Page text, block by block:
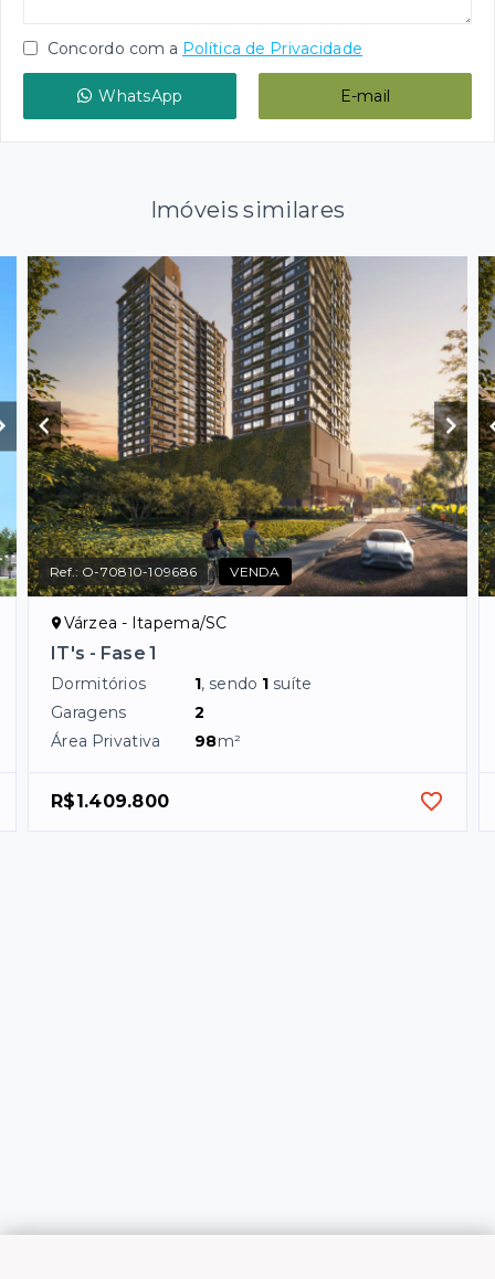
Concordo com a Política de Privacidade
WhatsApp E-mail
Imóveis similares
Ref.: O-70810-109686 VENDA
Várzea - Itapema/SC
IT's - Fase 1
Dormitórios 1, sendo 1 suíte
Garagens
2
Área Privativa
98m²
R$1.409.800